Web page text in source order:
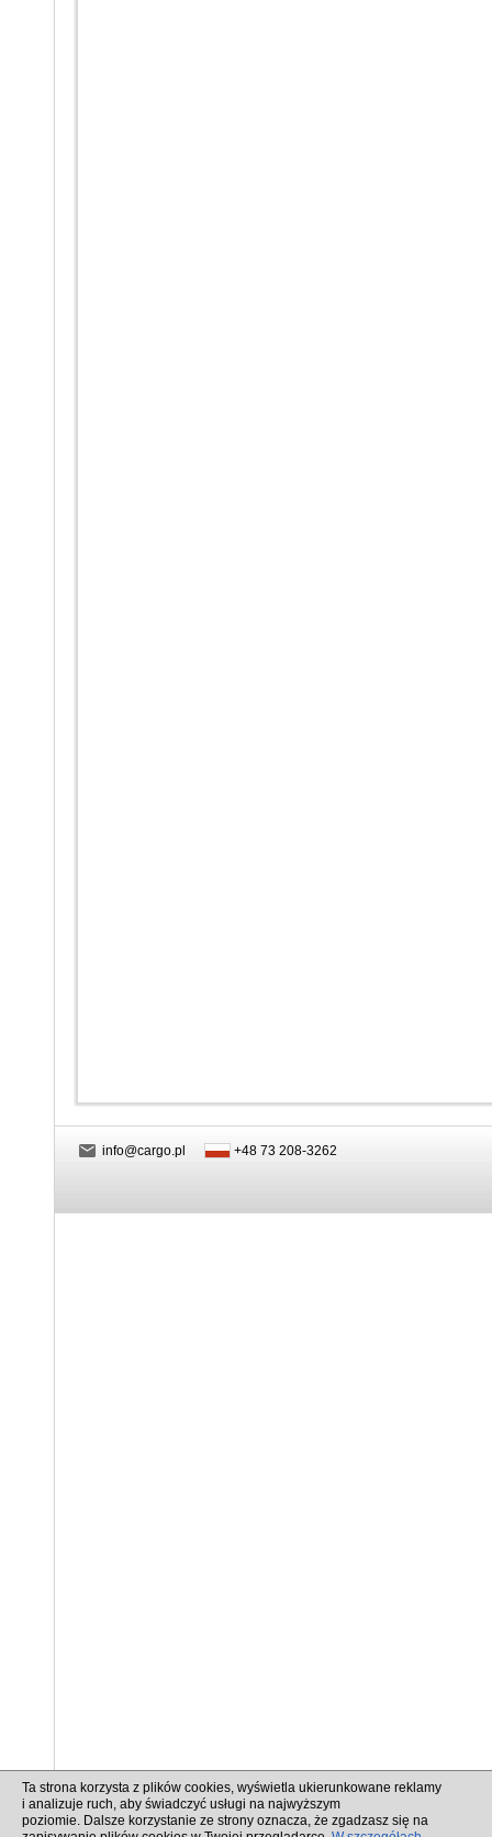
info@cargo.pl +48 73 208-3262
Ta strona korzysta z plików cookies, wyświetla ukierunkowane reklamy
i analizuje ruch, aby świadczyć usługi na najwyższym
poziomie. Dalsze korzystanie ze strony oznacza, że zgadzasz się na